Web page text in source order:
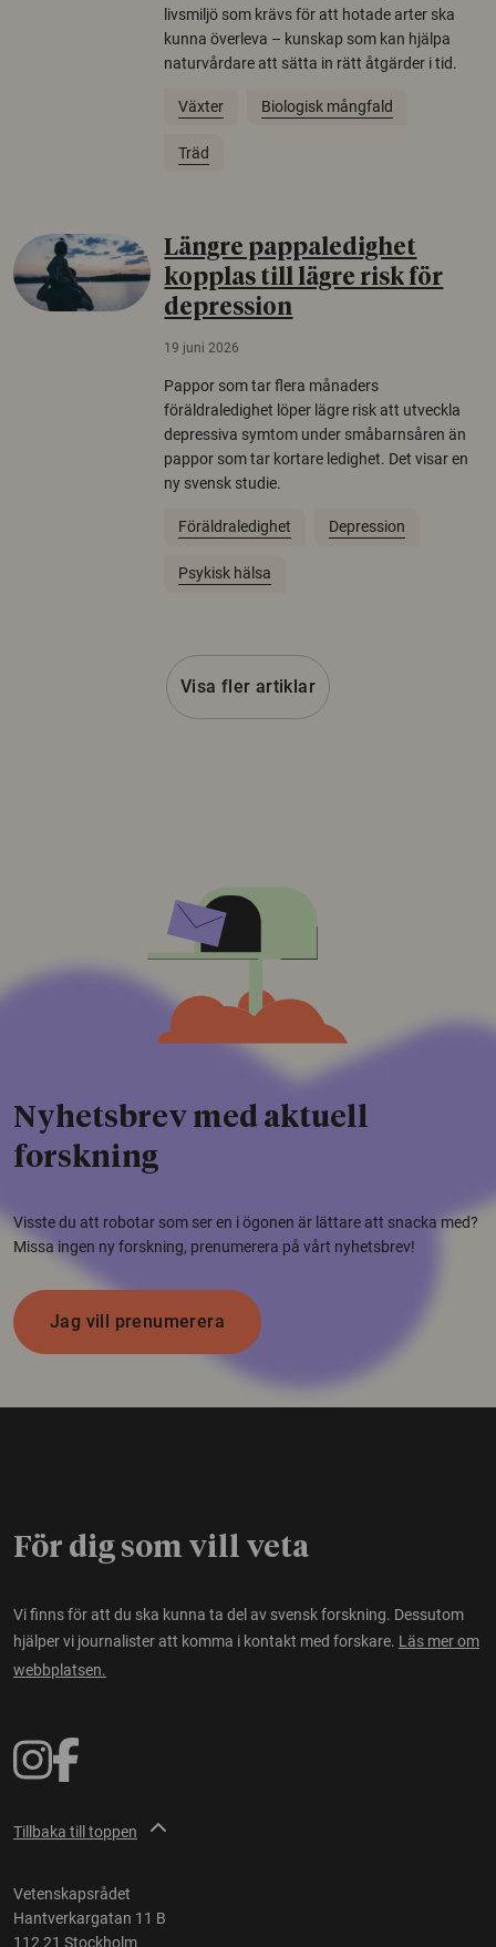
livsmiljö som krävs för att hotade arter ska
kunna överleva – kunskap som kan hjälpa
naturvårdare att sätta in rätt åtgärder i tid.
Växter Biologisk mångfald
Träd
Längre pappaledighet
kopplas till lägre risk för
depression
19 juni 2026
Pappor som tar flera månaders
föräldraledighet löper lägre risk att utveckla
depressiva symtom under småbarnsåren än
pappor som tar kortare ledighet. Det visar en
ny svensk studie.
Föräldraledighet Depression
Psykisk hälsa
Visa fler artiklar
Nyhetsbrev med aktuell
forskning
Visste du att robotar som ser en i ögonen är lättare att snacka med?
Missa ingen ny forskning, prenumerera på vårt nyhetsbrev!
Jag vill prenumerera
För dig som vill veta
Vi finns för att du ska kunna ta del av svensk forskning. Dessutom
hjälper vi journalister att komma i kontakt med forskare. Läs mer om
webbplatsen.
Tillbaka till toppen
Vetenskapsrådet
Hantverkargatan 11 B
112 21 Stockholm